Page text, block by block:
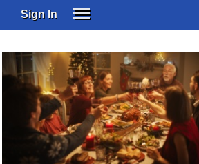
Sign In
SUBSCRIBE
EDUCATIONAL
GIFT CARDS
OTHER
ABOUT US